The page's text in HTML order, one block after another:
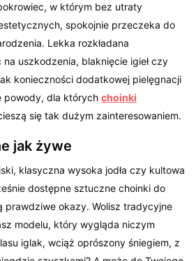
w którym bez utraty
spokojnie przeczeka do
Lekka rozkładana
uszkodzenia, blaknięcie igieł czy
konieczności dodatkowej pielęgnacji
powody, dla którychchoinki
się tak dużym zainteresowaniem.
jak żywe
klasyczna wysoka jodła czy kultowa
dostępne sztuczne choinki do
prawdziwe okazy. Wolisz tradycyjne
modelu, który wygląda niczym
iglak, wciąż oprószony śniegiem, z